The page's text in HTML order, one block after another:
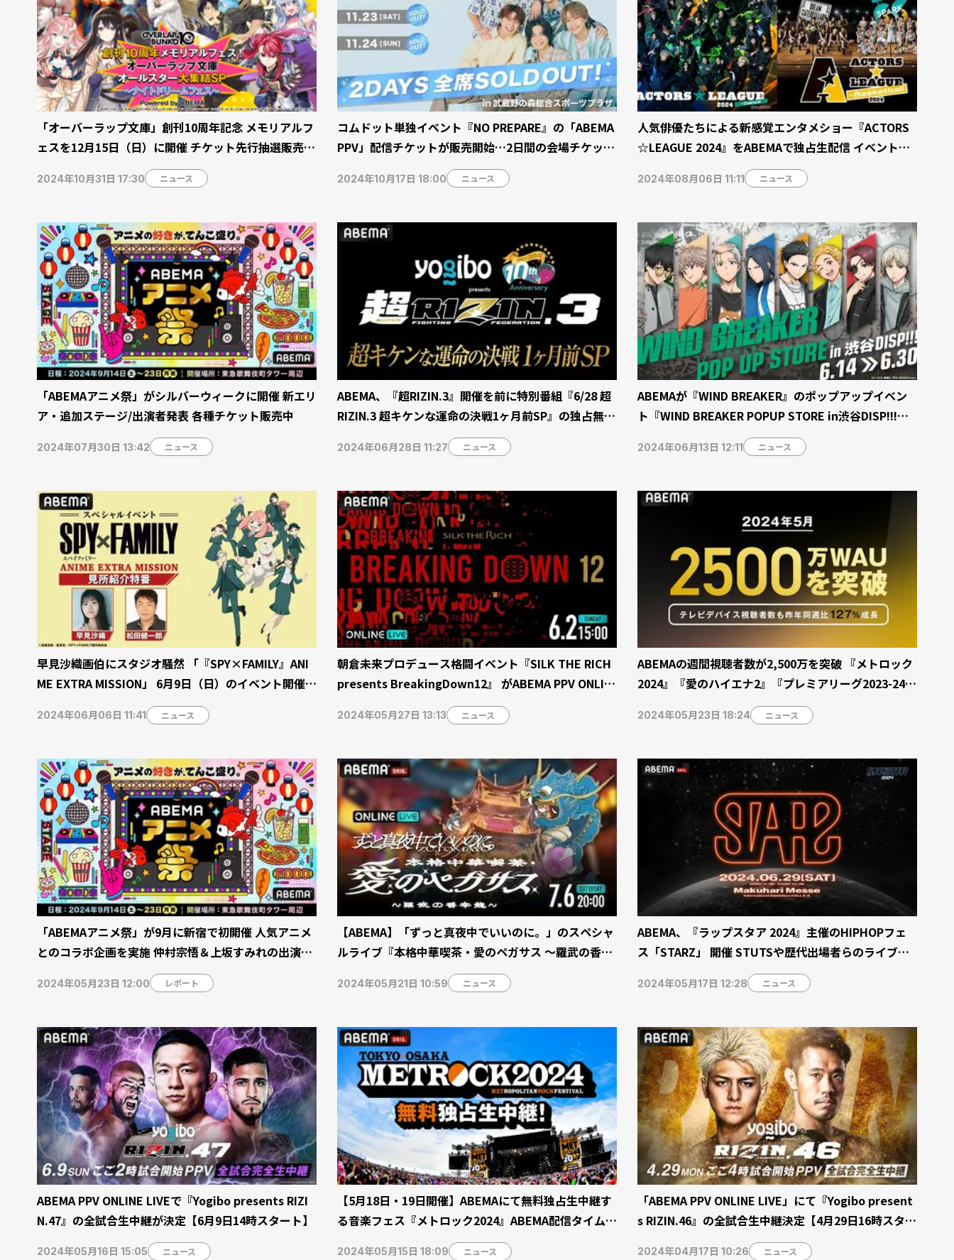
「オーバーラップ文庫」創刊10周年記念 メモリアルフ
ェスを12月15日（日）に開催 チケット先行抽選販売中
2024年10月31日 17:30 ニュース
コムドット単独イベント『NO PREPARE』の「ABEMA
PPV」配信チケットが販売開始…2日間の会場チケット
2024年10月17日 18:00 ニュース
人気俳優たちによる新感覚エンタメショー『ACTORS
☆LEAGUE 2024』をABEMAで独占生配信 イベント直
後にキャスト出演の“後夜祭”を生放送
2024年08月06日 11:11 ニュース
「ABEMAアニメ祭」がシルバーウィークに開催 新エリ
ア・追加ステージ/出演者発表 各種チケット販売中
2024年07月30日 13:42 ニュース
ABEMA、『超RIZIN.3』開催を前に特別番組『6/28 超
RIZIN.3 超キケンな運命の決戦1ヶ月前SP』の独占無料
放送が決定【6月28日】
2024年06月28日 11:27 ニュース
ABEMAが『WIND BREAKER』のポップアップイベン
ト『WIND BREAKER POPUP STORE in渋谷DISP!!!』
を開催 SHIBUYA109渋谷店にて6月14日（金）より期
間限定オープン
2024年06月13日 12:11 ニュース
早見沙織画伯にスタジオ騒然 「『SPY×FAMILY』ANI
ME EXTRA MISSION」 6月9日（日）のイベント開催前
にABEMAでメインキャスト出演の特番生放送
2024年06月06日 11:41 ニュース
朝倉未来プロデュース格闘イベント『SILK THE RICH
presents BreakingDown12』 がABEMA PPV ONLIN
E LIVEで2024年6月2日（日）全試合生中継 井原良太郎
選手ら経験豊富な強者たちが集結
2024年05月27日 13:13 ニュース
ABEMAの週間視聴者数が2,500万を突破 『メトロック
2024』『愛のハイエナ2』『プレミアリーグ2023-24』
など多彩な番組が牽引【5月13日〜19日週】
2024年05月23日 18:24 ニュース
「ABEMAアニメ祭」が9月に新宿で初開催 人気アニメ
とのコラボ企画を実施 仲村宗悟＆上坂すみれの出演決
2024年05月23日 12:00 レポート
【ABEMA】「ずっと真夜中でいいのに。」のスペシャ
ルライブ『本格中華喫茶・愛のペガサス 〜羅武の香辛
龍〜』DAY2公演を7月6日（土）20時より「ABEMA PP
V ONLINE LIVE」にて独占配信決定
2024年05月21日 10:59 ニュース
ABEMA、『ラップスタア 2024』主催のHIPHOPフェ
ス「STARZ」 開催 STUTSや歴代出場者らのライブパ
2024年05月17日 12:28 ニュース
ABEMA PPV ONLINE LIVEで『Yogibo presents RIZI
N.47』の全試合生中継が決定【6月9日14時スタート】
2024年05月16日 15:05 ニュース
【5月18日・19日開催】ABEMAにて無料独占生中継す
る音楽フェス『メトロック2024』ABEMA配信タイムテ
ーブルを公開 新しい学校のリーダーズ、HYDE、WES
2024年05月15日 18:09 ニュース
「ABEMA PPV ONLINE LIVE」にて『Yogibo present
s RIZIN.46』の全試合生中継決定【4月29日16時スター
2024年04月17日 10:26 ニュース